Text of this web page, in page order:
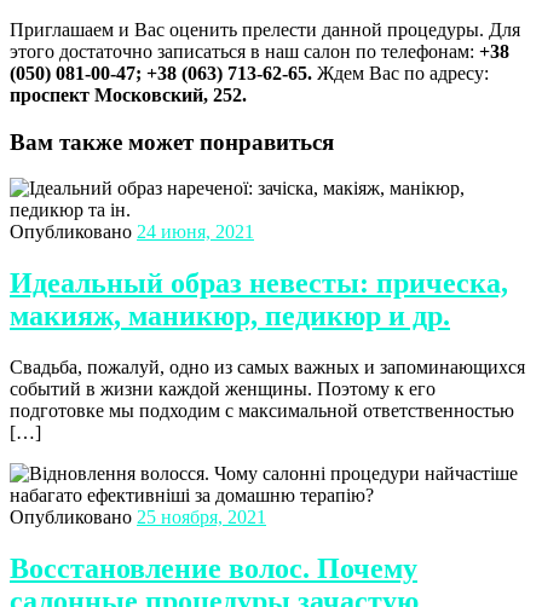
Приглашаем и Вас оценить прелести данной процедуры. Для
этого достаточно записаться в наш салон по телефонам: +38
(050) 081-00-47; +38 (063) 713-62-65. Ждем Вас по адресу:
проспект Московский, 252.
Вам также может понравиться
Опубликовано 24 июня, 2021
Идеальный образ невесты: прическа,
макияж, маникюр, педикюр и др.
Свадьба, пожалуй, одно из самых важных и запоминающихся
событий в жизни каждой женщины. Поэтому к его
подготовке мы подходим с максимальной ответственностью
[…]
Опубликовано 25 ноября, 2021
Восстановление волос. Почему